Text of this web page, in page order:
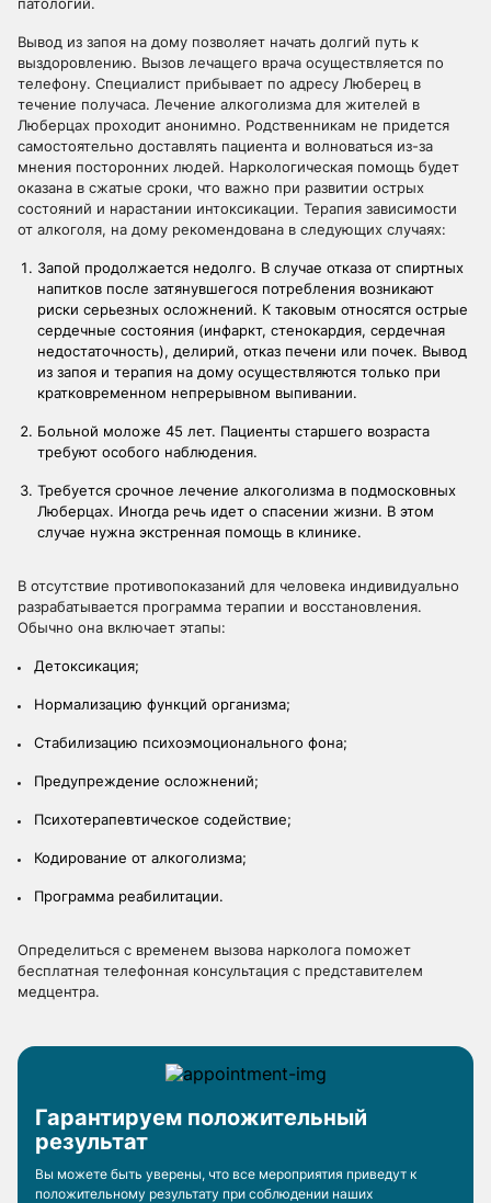
Вывод из запоя на дому позволяет начать долгий путь к
выздоровлению. Вызов лечащего врача осуществляется по
телефону. Специалист прибывает по адресу Люберец в
течение получаса. Лечение алкоголизма для жителей в
Люберцах проходит анонимно. Родственникам не придется
самостоятельно доставлять пациента и волноваться из-за
мнения посторонних людей. Наркологическая помощь будет
оказана в сжатые сроки, что важно при развитии острых
состояний и нарастании интоксикации. Терапия зависимости
от алкоголя, на дому рекомендована в следующих случаях:
Запой продолжается недолго. В случае отказа от спиртных
напитков после затянувшегося потребления возникают
риски серьезных осложнений. К таковым относятся острые
сердечные состояния (инфаркт, стенокардия, сердечная
недостаточность), делирий, отказ печени или почек. Вывод
из запоя и терапия на дому осуществляются только при
кратковременном непрерывном выпивании.
Больной моложе 45 лет. Пациенты старшего возраста
требуют особого наблюдения.
Требуется срочное лечение алкоголизма в подмосковных
Люберцах. Иногда речь идет о спасении жизни. В этом
случае нужна экстренная помощь в клинике.
В отсутствие противопоказаний для человека индивидуально
разрабатывается программа терапии и восстановления.
Обычно она включает этапы:
Детоксикация;
Нормализацию функций организма;
Стабилизацию психоэмоционального фона;
Предупреждение осложнений;
Психотерапевтическое содействие;
Кодирование от алкоголизма;
Программа реабилитации.
Определиться с временем вызова нарколога поможет
бесплатная телефонная консультация с представителем
медцентра.
Гарантируем положительный
результат
Вы можете быть уверены, что все мероприятия приведут к
положительному результату при соблюдении наших